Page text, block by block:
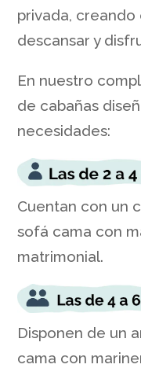
privada,
descansar y
En nuestro
de cabañas
necesidades:
Cuentan con un
sofá cama con
matrimonial.
Disponen de un
cama con